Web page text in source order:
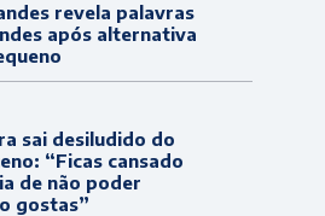
revela palavras
após alternativa
sai desiludido do
“Ficas cansado
de não poder
gostas”